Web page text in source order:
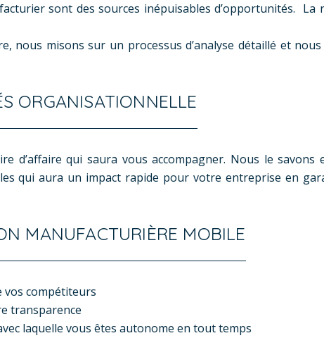
sont des sources inépuisables d’opportunités.
nous misons sur un processus d’analyse détaillé et
ORGANISATIONNELLE
d’affaire qui saura vous accompagner. Nous le
qui aura un impact rapide pour votre entreprise en
MANUFACTURIÈRE MOBILE
vos compétiteurs
transparence
laquelle vous êtes autonome en tout temps